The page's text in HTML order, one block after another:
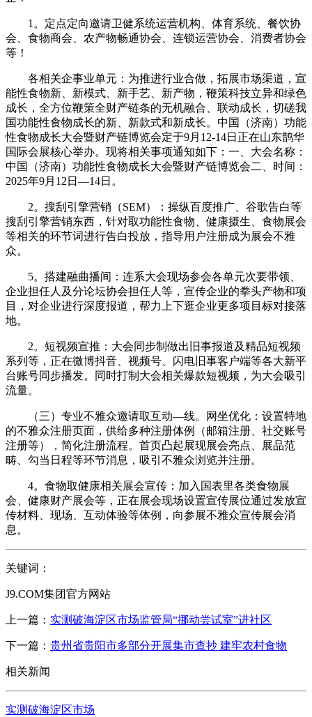
1。定点定向邀请卫健系统运营机构、体育系统、餐饮协
会、食物商会、农产物畅通协会、连锁运营协会、消费者协会
等！
各相关企事业单元：为推进行业合做，拓展市场渠道，宣
能性食物新、新模式、新手艺、新产物，鞭策科技立异和绿色
成长，全方位鞭策全财产链条的无机融合、联动成长，切磋我
国功能性食物成长的新、新款式和新成长。中国（济南）功能
性食物成长大会暨财产链博览会定于9月12-14日正在山东鹊华
国际会展核心举办。现将相关事项通知如下：一、大会名称：
中国（济南）功能性食物成长大会暨财产链博览会二、时间：
2025年9月12日—14日。
2。搜刮引擎营销（SEM）：操纵百度推广、谷歌告白等
搜刮引擎营销东西，针对取功能性食物、健康摄生、食物展会
等相关的环节词进行告白投放，指导用户注册成为展会不雅
众。
5。搭建融曲播间：连系大会现场参会各单元次要带领、
企业担任人及分论坛协会担任人等，宣传企业的拳头产物和项
目，对企业进行深度报道，帮力上下逛企业更多项目标对接落
地。
2。短视频宣推：大会同步制做出旧事报道及精品短视频
系列等，正在微博抖音、视频号、闪电旧事客户端等各大新平
台账号同步播发。同时打制大会相关爆款短视频，为大会吸引
流量。
（三）专业不雅众邀请取互动—线。网坐优化：设置特地
的不雅众注册页面，供给多种注册体例（邮箱注册、社交账号
注册等），简化注册流程。首页凸起展现展会亮点、展品范
畴、勾当日程等环节消息，吸引不雅众浏览并注册。
4。食物取健康相关展会宣传：加入国表里各类食物展
会、健康财产展会等，正在展会现场设置宣传展位通过发放宣
传材料、现场、互动体验等体例，向参展不雅众宣传展会消
息。
关键词：
J9.COM集团官方网站
上一篇： 实测破海淀区市场监管局“挪动尝试室”进社区
下一篇： 贵州省贵阳市多部分开展集市查抄 建牢农村食物
相关新闻
实测破海淀区市场